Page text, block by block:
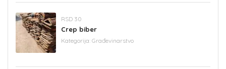
RSD 30
Crep biber
Kategorija: Građevinarstvo